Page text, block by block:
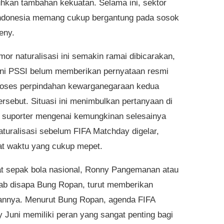
tambahan kekuatan. Selama ini, sektor
memang cukup bergantung pada sosok
naturalisasi ini semakin ramai dibicarakan,
PSSI belum memberikan pernyataan resmi
perpindahan kewarganegaraan kedua
Situasi ini menimbulkan pertanyaan di
mengenai kemungkinan selesainya
sebelum FIFA Matchday digelar,
waktu yang cukup mepet.
sepak bola nasional, Ronny Pangemanan atau
disapa Bung Ropan, turut memberikan
Menurut Bung Ropan, agenda FIFA
Juni memiliki peran yang sangat penting bagi